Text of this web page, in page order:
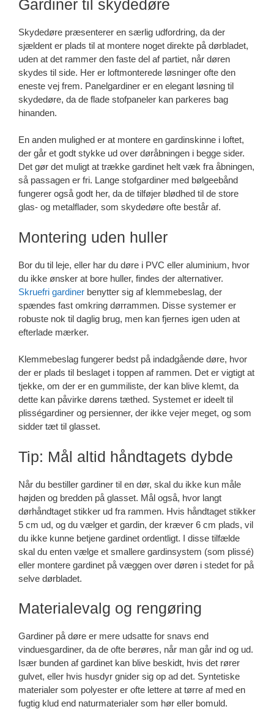
Gardiner til skydedøre
Skydedøre præsenterer en særlig udfordring, da der
sjældent er plads til at montere noget direkte på dørbladet,
uden at det rammer den faste del af partiet, når døren
skydes til side. Her er loftmonterede løsninger ofte den
eneste vej frem. Panelgardiner er en elegant løsning til
skydedøre, da de flade stofpaneler kan parkeres bag
hinanden.
En anden mulighed er at montere en gardinskinne i loftet,
der går et godt stykke ud over døråbningen i begge sider.
Det gør det muligt at trække gardinet helt væk fra åbningen,
så passagen er fri. Lange stofgardiner med bølgeebånd
fungerer også godt her, da de tilføjer blødhed til de store
glas- og metalflader, som skydedøre ofte består af.
Montering uden huller
Bor du til leje, eller har du døre i PVC eller aluminium, hvor
du ikke ønsker at bore huller, findes der alternativer.
Skruefri gardiner benytter sig af klemmebeslag, der
spændes fast omkring dørrammen. Disse systemer er
robuste nok til daglig brug, men kan fjernes igen uden at
efterlade mærker.
Klemmebeslag fungerer bedst på indadgående døre, hvor
der er plads til beslaget i toppen af rammen. Det er vigtigt at
tjekke, om der er en gummiliste, der kan blive klemt, da
dette kan påvirke dørens tæthed. Systemet er ideelt til
plisségardiner og persienner, der ikke vejer meget, og som
sidder tæt til glasset.
Tip: Mål altid håndtagets dybde
Når du bestiller gardiner til en dør, skal du ikke kun måle
højden og bredden på glasset. Mål også, hvor langt
dørhåndtaget stikker ud fra rammen. Hvis håndtaget stikker
5 cm ud, og du vælger et gardin, der kræver 6 cm plads, vil
du ikke kunne betjene gardinet ordentligt. I disse tilfælde
skal du enten vælge et smallere gardinsystem (som plissé)
eller montere gardinet på væggen over døren i stedet for på
selve dørbladet.
Materialevalg og rengøring
Gardiner på døre er mere udsatte for snavs end
vinduesgardiner, da de ofte berøres, når man går ind og ud.
Især bunden af gardinet kan blive beskidt, hvis det rører
gulvet, eller hvis husdyr gnider sig op ad det. Syntetiske
materialer som polyester er ofte lettere at tørre af med en
fugtig klud end naturmaterialer som hør eller bomuld.